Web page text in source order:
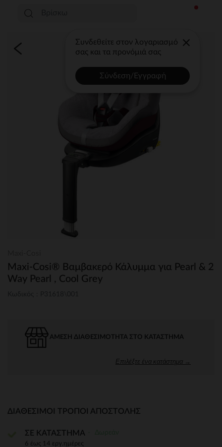
Συνδεθείτε στον λογαριασμό
σας και τα προνόμιά σας
Σύνδεση/Εγγραφή
Maxi-Cosi® Βαμβακερό Κάλυμμα για Pearl & 2
Way Pearl , Cool Grey
ΆΜΕΣΗ ΔΙΑΘΕΣΙΜΌΤΗΤΑ ΣΤΟ ΚΑΤΆΣΤΗΜΑ
Επιλέξτε ένα κατάστημα →
ΔΙΑΘΈΣΙΜΟΙ ΤΡΌΠΟΙ ΑΠΟΣΤΟΛΉΣ
ΣΕ ΚΑΤΑΣΤΗΜΑ
6 έως 14 εργ.ημέρες